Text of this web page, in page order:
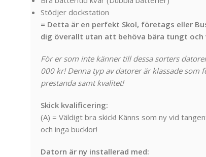
Stödjer dockstation
= Detta är en perfekt Skol, företags eller
dig överallt utan att behöva bära tungt
För er som inte känner till dessa sorters
000 kr! Denna typ av datorer är klassade
prestanda samt kvalitet!
Skick kvalificering:
(A) = Väldigt bra skick! Känns som ny vid
och inga bucklor!
Datorn är ny installerad med: